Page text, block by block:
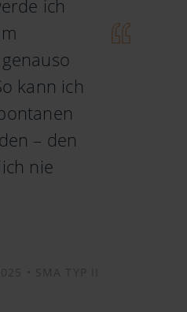
ich
kann ich
– den
nie